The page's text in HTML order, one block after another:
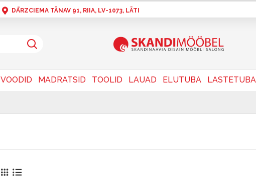
DĀRZCIEMA TÄNAV 91, RIIA, LV-1073, LÄTI
VOODID MADRATSID TOOLID LAUAD ELUTUBA LASTETUBA